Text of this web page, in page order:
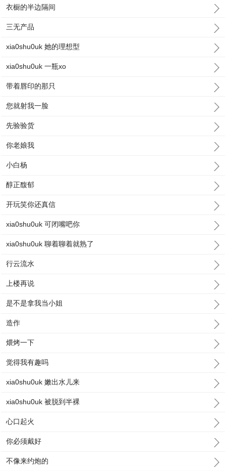
衣橱的半边隔间
三无产品
xia0shu0uk 她的理想型
xia0shu0uk 一瓶xo
带着唇印的那只
您就射我一脸
先验验货
你老娘我
小白杨
醇正馥郁
开玩笑你还真信
xia0shu0uk 可闭嘴吧你
xia0shu0uk 聊着聊着就熟了
行云流水
上楼再说
是不是拿我当小姐
造作
煨烤一下
觉得我有趣吗
xia0shu0uk 嫩出水儿来
xia0shu0uk 被脱到半裸
心口起火
你必须戴好
不像来约炮的